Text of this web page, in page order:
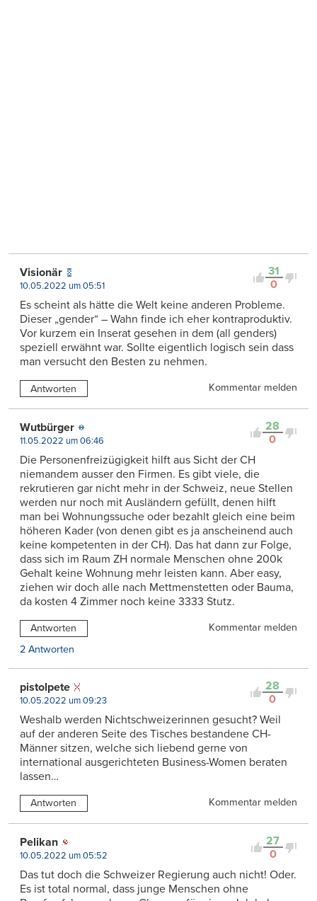
31
0
Visionär
10.05.2022 um 05:51
Es scheint als hätte die Welt keine anderen Probleme.
Dieser „gender“ – Wahn finde ich eher kontraproduktiv.
Vor kurzem ein Inserat gesehen in dem (all genders)
speziell erwähnt war. Sollte eigentlich logisch sein dass
man versucht den Besten zu nehmen.
Antworten Kommentar melden
28
0
Wutbürger
11.05.2022 um 06:46
Die Personenfreizügigkeit hilft aus Sicht der CH
niemandem ausser den Firmen. Es gibt viele, die
rekrutieren gar nicht mehr in der Schweiz, neue Stellen
werden nur noch mit Ausländern gefüllt, denen hilft
man bei Wohnungssuche oder bezahlt gleich eine beim
höheren Kader (von denen gibt es ja anscheinend auch
keine kompetenten in der CH). Das hat dann zur Folge,
dass sich im Raum ZH normale Menschen ohne 200k
Gehalt keine Wohnung mehr leisten kann. Aber easy,
ziehen wir doch alle nach Mettmenstetten oder Bauma,
da kosten 4 Zimmer noch keine 3333 Stutz.
Antworten
Kommentar melden
2 Antworten
28
0
pistolpete
10.05.2022 um 09:23
Weshalb werden Nichtschweizerinnen gesucht? Weil
auf der anderen Seite des Tisches bestandene CH-
Männer sitzen, welche sich liebend gerne von
international ausgerichteten Business-Women beraten
lassen…
Antworten Kommentar melden
27
0
Pelikan
10.05.2022 um 05:52
Das tut doch die Schweizer Regierung auch nicht! Oder.
Es ist total normal, dass junge Menschen ohne